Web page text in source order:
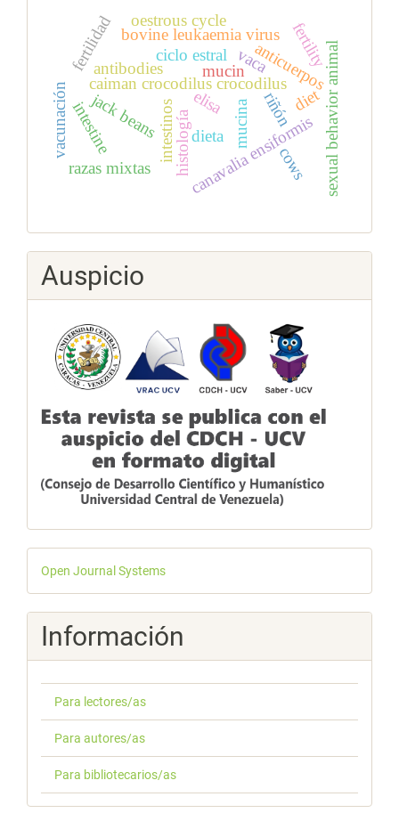
caiman crocodilus crocodilus
riñón
histología
elisa
anticuerpos
bovine leukaemia virus
antibodies
canavalia ensiformis
mucina
intestinos dieta
jack beans
mucin
intestine diet
fertilidad vaca
razas mixtas
ciclo estral sexual behavior animal
fertility
cows
oestrous cycle
vacunación
Auspicio
Desarrollado
por
Open Journal Systems
Información
Para lectores/as
Para autores/as
Para bibliotecarios/as